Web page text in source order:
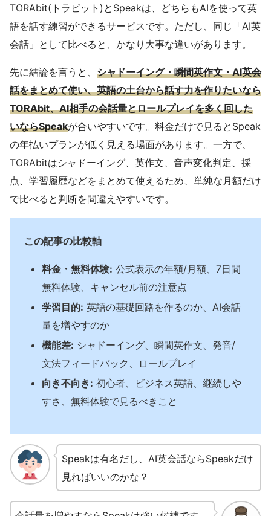
TORAbit(トラビット)とSpeakは、どちらもAIを使って英
語を話す練習ができるサービスです。ただし、同じ「AI英
会話」として比べると、かなり大事な違いがあります。
先に結論を言うと、 シャドーイング・瞬間英作文・AI英会
話をまとめて使い、英語の土台から話す力を作りたいなら
TORAbit、AI相手の会話量とロールプレイを多く回した
いならSpeakが合いやすいです。料金だけで見るとSpeak
の年払いプランが低く見える場面があります。一方で、
TORAbitはシャドーイング、英作文、音声変化判定、採
点、学習履歴などをまとめて使えるため、単純な月額だけ
で比べると判断を間違えやすいです。
この記事の比較軸
料金・無料体験: 公式表示の年額/月額、7日間
無料体験、キャンセル前の注意点
学習目的: 英語の基礎回路を作るのか、AI会話
量を増やすのか
機能差: シャドーイング、瞬間英作文、発音/
文法フィードバック、ロールプレイ
向き不向き: 初心者、ビジネス英語、継続しや
すさ、無料体験で見るべきこと
Speakは有名だし、AI英会話ならSpeakだけ
見ればいいのかな？